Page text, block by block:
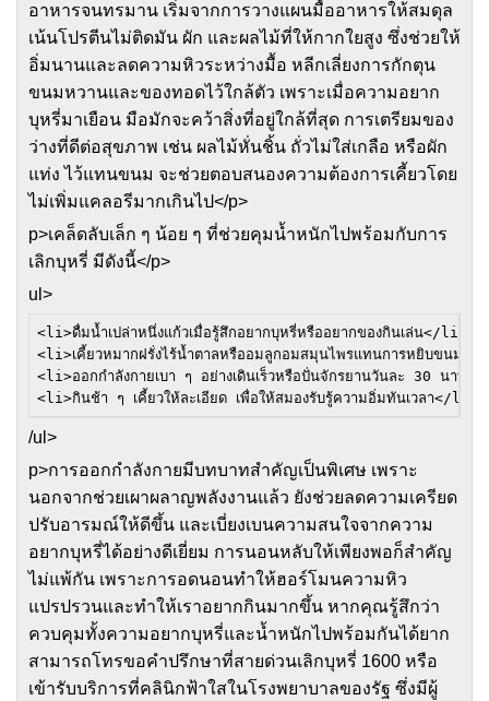
อาหารจนทรมาน เริ่มจากการวางแผนมื้ออาหารให้สมดุล
เน้นโปรตีนไม่ติดมัน ผัก และผลไม้ที่ให้กากใยสูง ซึ่งช่วยให้
อิ่มนานและลดความหิวระหว่างมื้อ หลีกเลี่ยงการกักตุน
ขนมหวานและของทอดไว้ใกล้ตัว เพราะเมื่อความอยาก
บุหรี่มาเยือน มือมักจะคว้าสิ่งที่อยู่ใกล้ที่สุด การเตรียมของ
ว่างที่ดีต่อสุขภาพ เช่น ผลไม้หั่นชิ้น ถั่วไม่ใส่เกลือ หรือผัก
แท่ง ไว้แทนขนม จะช่วยตอบสนองความต้องการเคี้ยวโดย
ไม่เพิ่มแคลอรีมากเกินไป</p>
p>เคล็ดลับเล็ก ๆ น้อย ๆ ที่ช่วยคุมน้ำหนักไปพร้อมกับการ
เลิกบุหรี่ มีดังนี้</p>
ul>
<li>ดื่มน้ำเปล่าหนึ่งแก้วเมื่อรู้สึกอยากบุหรี่หรืออยากของกินเล่น</li>
<li>เคี้ยวหมากฝรั่งไร้น้ำตาลหรืออมลูกอมสมุนไพรแทนการหยิบขนม
<li>ออกกำลังกายเบา ๆ อย่างเดินเร็วหรือปั่นจักรยานวันละ 30 นา
<li>กินช้า ๆ เคี้ยวให้ละเอียด เพื่อให้สมองรับรู้ความอิ่มทันเวลา</li>
/ul>
p>การออกกำลังกายมีบทบาทสำคัญเป็นพิเศษ เพราะ
นอกจากช่วยเผาผลาญพลังงานแล้ว ยังช่วยลดความเครียด
ปรับอารมณ์ให้ดีขึ้น และเบี่ยงเบนความสนใจจากความ
อยากบุหรี่ได้อย่างดีเยี่ยม การนอนหลับให้เพียงพอก็สำคัญ
ไม่แพ้กัน เพราะการอดนอนทำให้ฮอร์โมนความหิว
แปรปรวนและทำให้เราอยากกินมากขึ้น หากคุณรู้สึกว่า
ควบคุมทั้งความอยากบุหรี่และน้ำหนักไปพร้อมกันได้ยาก
สามารถโทรขอคำปรึกษาที่สายด่วนเลิกบุหรี่ 1600 หรือ
เข้ารับบริการที่คลินิกฟ้าใสในโรงพยาบาลของรัฐ ซึ่งมีผู้